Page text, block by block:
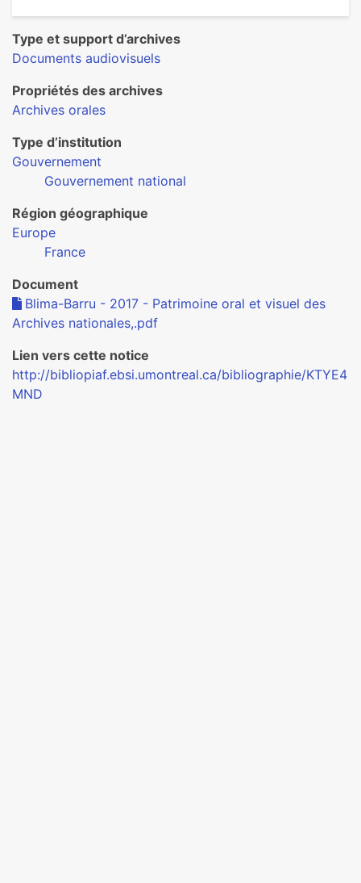
Type et support d’archives
Documents audiovisuels
Propriétés des archives
Archives orales
Type d’institution
Gouvernement
Gouvernement national
Région géographique
Europe
France
Document
Blima-Barru - 2017 - Patrimoine oral et visuel des
Archives nationales,.pdf
Lien vers cette notice
http://bibliopiaf.ebsi.umontreal.ca/bibliographie/KTYE4
MND